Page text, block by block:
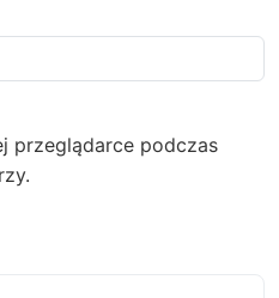
przeglądarce podczas